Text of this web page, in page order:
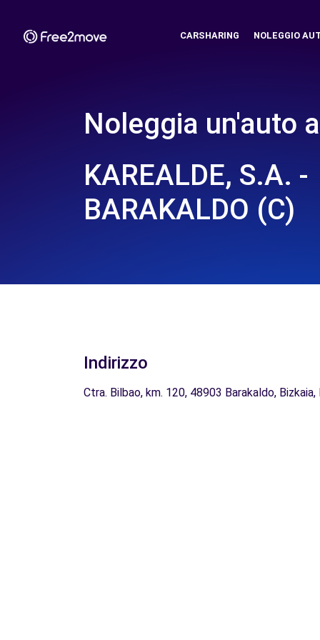
CARSHARING NOLEGGIO
Noleggia un'auto a
KAREALDE, S.A. -
BARAKALDO (C)
Indirizzo
Ctra. Bilbao, km. 120, 48903 Barakaldo, Bizkaia,